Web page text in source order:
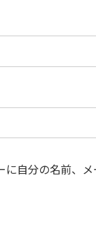
自分の名前、メ